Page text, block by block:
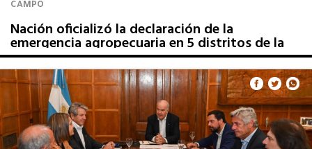
CAMPO
Nación oficializó la declaración de la
emergencia agropecuaria en 5 distritos de la
cuarta